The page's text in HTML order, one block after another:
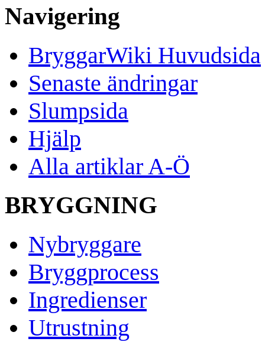
Navigering
BryggarWiki Huvudsida
Senaste ändringar
Slumpsida
Hjälp
Alla artiklar A-Ö
BRYGGNING
Nybryggare
Bryggprocess
Ingredienser
Utrustning